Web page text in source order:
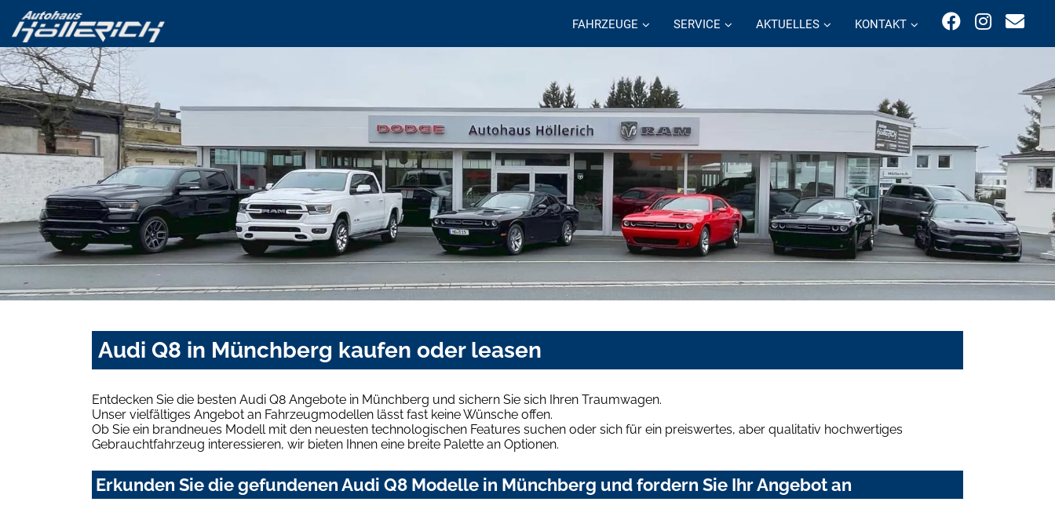
FAHRZEUGE SERVICE AKTUELLES KONTAKT
Audi Q8 in Münchberg kaufen oder leasen
Entdecken Sie die besten Audi Q8 Angebote in Münchberg und sichern Sie sich Ihren Traumwagen.
Unser vielfältiges Angebot an Fahrzeugmodellen lässt fast keine Wünsche offen.
Ob Sie ein brandneues Modell mit den neuesten technologischen Features suchen oder sich für ein preiswertes, aber qualitativ hochwertiges
Gebrauchtfahrzeug interessieren, wir bieten Ihnen eine breite Palette an Optionen.
Erkunden Sie die gefundenen Audi Q8 Modelle in Münchberg und fordern Sie Ihr Angebot an